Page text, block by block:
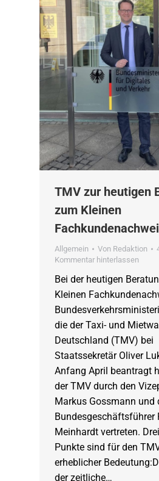
TMV zur heutigen
zum Kleinen
Allgemein Von Redaktion
Kommentar hinterlassen
Bei der heutigen
Kleinen
die der Taxi- und
Deutschland (TMV) bei
Staatssekretär Oliver
Anfang April beantragt
der TMV durch den
Markus Gossmann und
Bundesgeschäftsführer
Meinhardt vertreten.
Punkte sind für den
erheblicher
der zeitliche…